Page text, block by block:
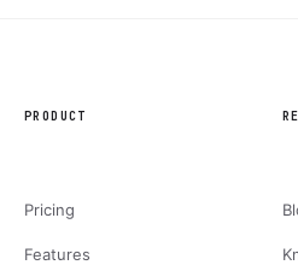
PRODUCT
Pricing
Features